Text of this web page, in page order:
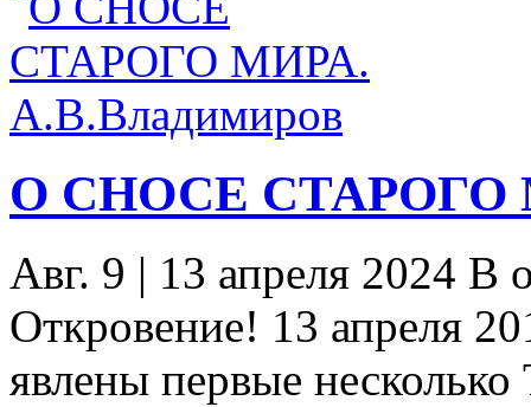
О СНОСЕ СТАРОГО
Авг. 9 | 13 апреля 2024 В
Откровение! 13 апреля
явлены первые